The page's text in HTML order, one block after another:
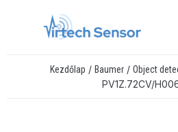
Kezdőlap / Baumer / Object
PV1Z.72CV/